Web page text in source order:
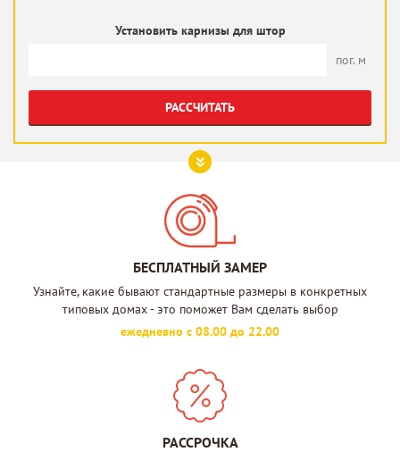
Установить карнизы для штор
пог. м
РАССЧИТАТЬ
БЕСПЛАТНЫЙ ЗАМЕР
Узнайте, какие бывают стандартные размеры в конкретных
типовых домах - это поможет Вам сделать выбор
ежедневно с 08.00 до 22.00
РАССРОЧКА